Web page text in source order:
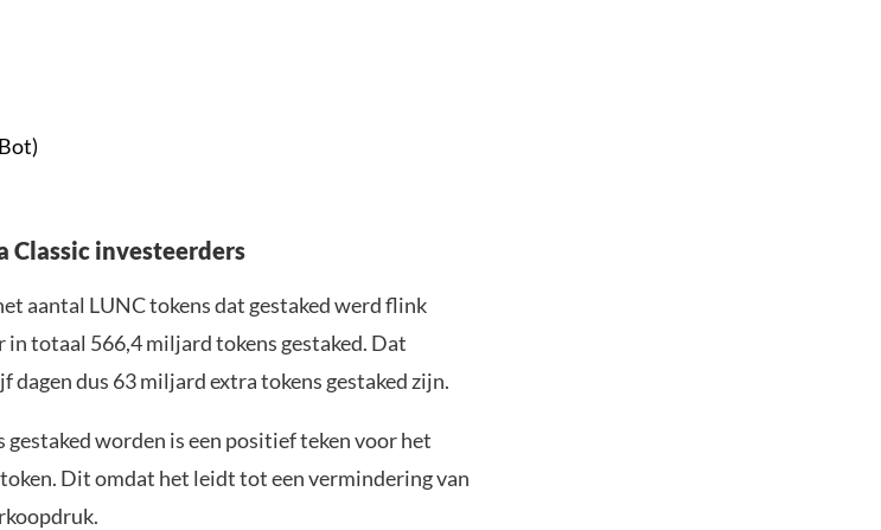
Classic investeerders
aantal LUNC tokens dat gestaked werd flink
in totaal 566,4 miljard tokens gestaked. Dat
dagen dus 63 miljard extra tokens gestaked zijn.
gestaked worden is een positief teken voor het
Dit omdat het leidt tot een vermindering van